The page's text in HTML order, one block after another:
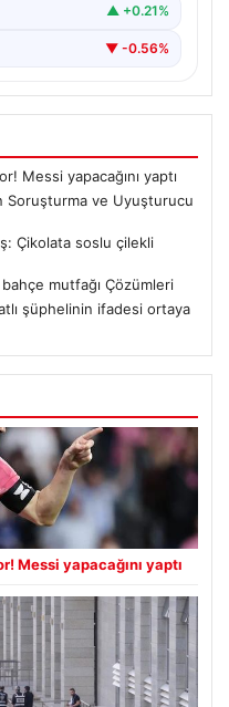
▲ +0.21%
▼ -0.56%
Messi yapacağını yaptı
Soruşturma ve Uyuşturucu
Çikolata soslu çilekli
mutfağı Çözümleri
şüphelinin ifadesi ortaya
Messi yapacağını yaptı